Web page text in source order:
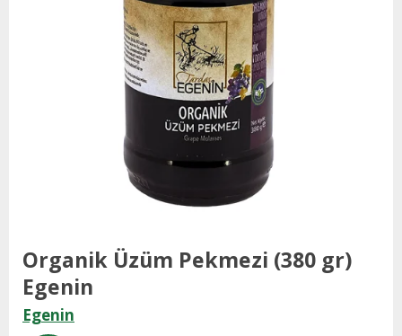
Organik Üzüm Pekmezi (380 gr)
Egenin
Egenin